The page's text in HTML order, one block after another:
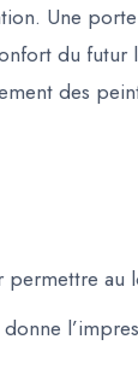
Une
du futur
des
au